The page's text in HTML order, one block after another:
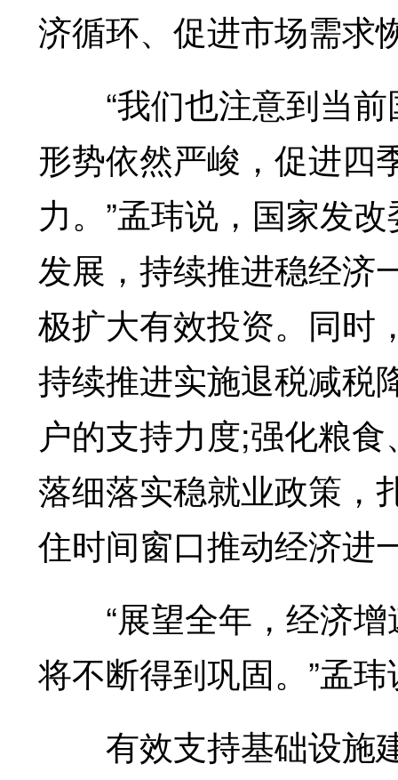
济循环、促进市场需求
“我们也注意到当前
形势依然严峻，促进四
力。”孟玮说，国家发
发展，持续推进稳经济
极扩大有效投资。同时
持续推进实施退税减税
户的支持力度;强化粮
落细落实稳就业政策，
住时间窗口推动经济进
“展望全年，经济增
将不断得到巩固。”孟
有效支持基础设施